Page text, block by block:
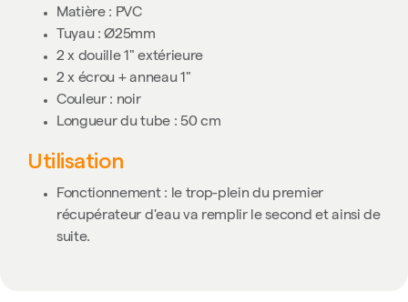
Matière : PVC
Tuyau : Ø25mm
2 x douille 1" extérieure
2 x écrou + anneau 1"
Couleur : noir
Longueur du tube : 50 cm
Utilisation
Fonctionnement : le trop-plein du premier
récupérateur d'eau va remplir le second et ainsi de
suite.